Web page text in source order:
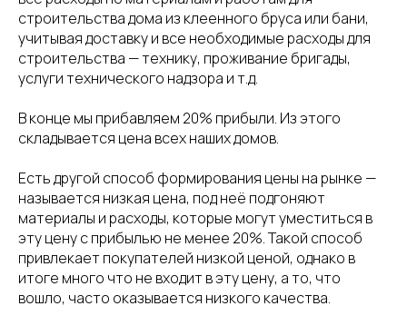
строительства дома из клеенного бруса или бани,
учитывая доставку и все необходимые расходы для
строительства — технику, проживание бригады,
услуги технического надзора и т.д.
В конце мы прибавляем 20% прибыли. Из этого
складывается цена всех наших домов.
Есть другой способ формирования цены на рынке —
называется низкая цена, под неё подгоняют
материалы и расходы, которые могут уместиться в
эту цену с прибылью не менее 20%. Такой способ
привлекает покупателей низкой ценой, однако в
итоге много что не входит в эту цену, а то, что
вошло, часто оказывается низкого качества.